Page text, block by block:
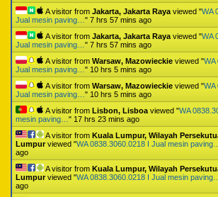
A visitor from Jakarta, Jakarta Raya viewed "WA
Jual mesin paving… " 7 hrs 57 mins ago
A visitor from Jakarta, Jakarta Raya viewed "WA
Jual mesin paving… " 7 hrs 57 mins ago
A visitor from Warsaw, Mazowieckie viewed "WA
Jual mesin paving… " 10 hrs 5 mins ago
A visitor from Warsaw, Mazowieckie viewed "WA
Jual mesin paving… " 10 hrs 5 mins ago
A visitor from Lisbon, Lisboa viewed "WA
mesin paving… " 17 hrs 23 mins ago
A visitor from Kuala Lumpur, Wilayah
Lumpurviewed "WA 0838.3060.0218 I Jual mesin paving…
ago
A visitor from Kuala Lumpur, Wilayah
Lumpurviewed "WA 0838.3060.0218 I Jual mesin paving…
ago